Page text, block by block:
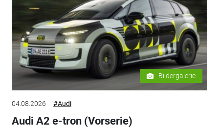
Bildergalerie
04.08.2026 #Audi
Audi A2 e-tron (Vorserie)